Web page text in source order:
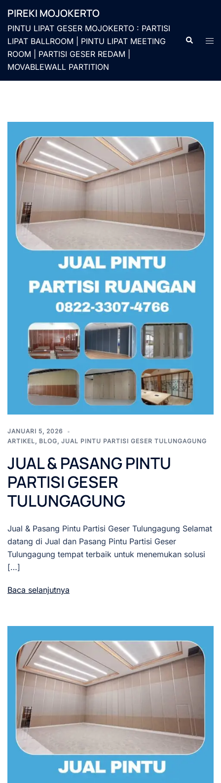
kePIREKI MOJOKERTO
PINTU LIPAT GESER MOJOKERTO : PARTISI
LIPAT BALLROOM | PINTU LIPAT MEETING
ROOM | PARTISI GESER REDAM |
MOVABLEWALL PARTITION
Cari
JANUARI 5, 2026
ARTIKEL, BLOG, JUAL PINTU PARTISI GESER TULUNGAGUNG
JUAL & PASANG PINTU
PARTISI GESER
TULUNGAGUNG
Jual & Pasang Pintu Partisi Geser Tulungagung Selamat
datang di Jual dan Pasang Pintu Partisi Geser
Tulungagung tempat terbaik untuk menemukan solusi
[…]
Baca selanjutnya